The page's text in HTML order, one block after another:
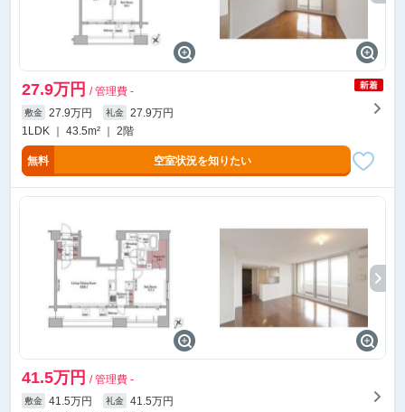
27.9万円 / 管理費 -
敷金 27.9万円 礼金
27.9万円
1LDK ｜ 43.5m² ｜ 2階
無料 空室状況を知りたい
41.5万円 / 管理費 -
敷金 41.5万円 礼金
41.5万円